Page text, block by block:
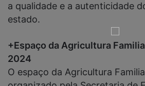
a qualidade e a autenticidade
estado.
+Espaço da Agricultura
2024
O espaço da Agricultura